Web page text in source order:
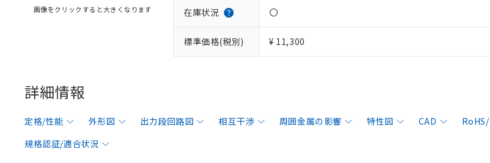
画像をクリックすると大きくなります 在庫状況 〇
標準価格(税別) ¥ 11,300
詳細情報
定格/性能 外形図 出力段回路図 相互干渉 周囲金属の影響 特性図 CAD
規格認証/適合状況